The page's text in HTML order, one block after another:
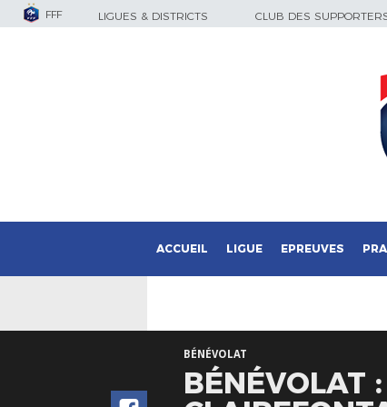
FFF LIGUES & DISTRICTS CLUB DES
ACCUEIL LIGUE EPREUVES
BÉNÉVOLAT
BÉNÉVOLAT